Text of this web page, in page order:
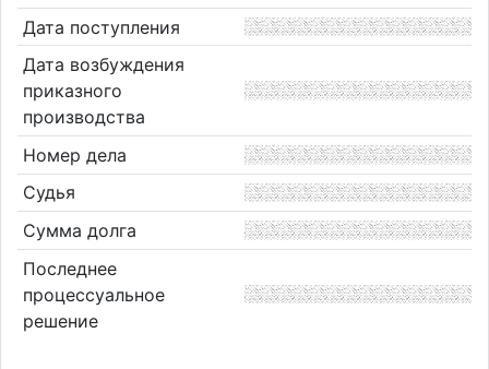
Дата поступления
Дата возбуждения
приказного
производства
Номер дела
Судья
Сумма долга
Последнее
процессуальное
решение